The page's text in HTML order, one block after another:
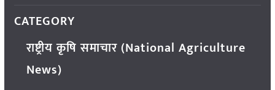
CATEGORY
राष्ट्रीय कृषि समाचार (National Agriculture
News)